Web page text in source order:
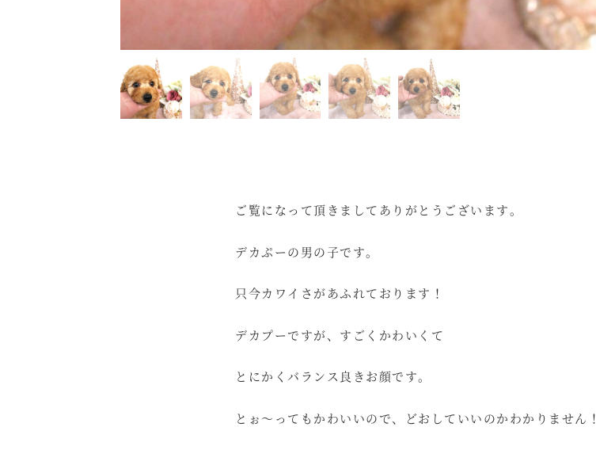
ご覧になって頂きましてありがとうございます。
デカぷーの男の子です。
只今カワイさがあふれております！
デカプーですが、すごくかわいくて
とにかくバランス良きお顔です。
とぉ～ってもかわいいので、どおしていいのかわかりません！